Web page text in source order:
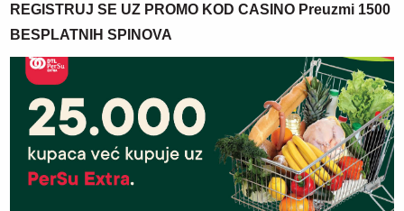
REGISTRUJ SE UZ PROMO KOD CASINO Preuzmi 1500
BESPLATNIH SPINOVA